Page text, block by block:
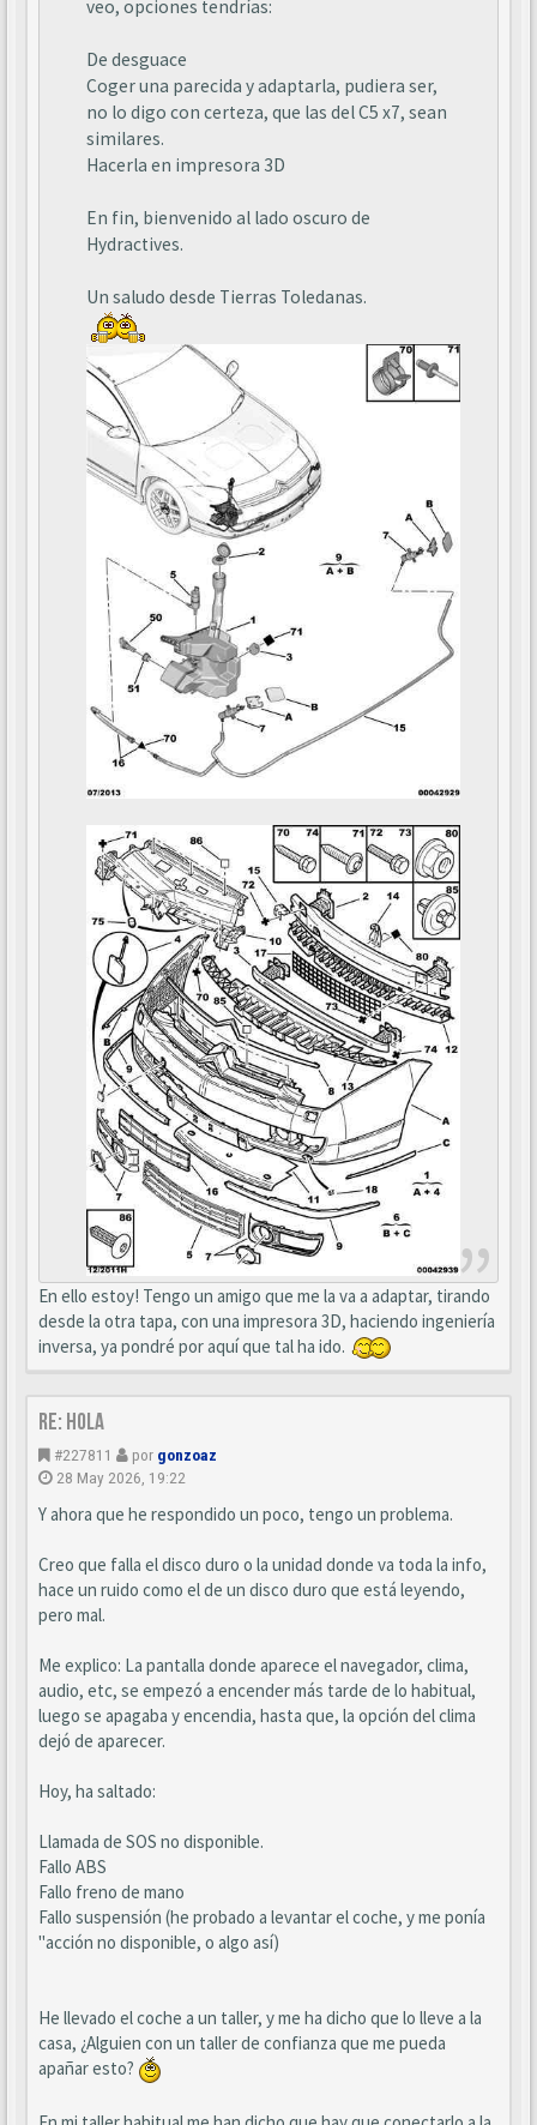
veo, opciones tendrías:
De desguace
Coger una parecida y adaptarla, pudiera ser,
no lo digo con certeza, que las del C5 x7, sean
similares.
Hacerla en impresora 3D
En fin, bienvenido al lado oscuro de
Hydractives.
Un saludo desde Tierras Toledanas.
En ello estoy! Tengo un amigo que me la va a adaptar, tirando
desde la otra tapa, con una impresora 3D, haciendo ingeniería
inversa, ya pondré por aquí que tal ha ido.
Re: Hola
#227811 por gonzoaz
28 May 2026, 19:22
Y ahora que he respondido un poco, tengo un problema.
Creo que falla el disco duro o la unidad donde va toda la info,
hace un ruido como el de un disco duro que está leyendo,
pero mal.
Me explico: La pantalla donde aparece el navegador, clima,
audio, etc, se empezó a encender más tarde de lo habitual,
luego se apagaba y encendia, hasta que, la opción del clima
dejó de aparecer.
Hoy, ha saltado:
Llamada de SOS no disponible.
Fallo ABS
Fallo freno de mano
Fallo suspensión (he probado a levantar el coche, y me ponía
"acción no disponible, o algo así)
He llevado el coche a un taller, y me ha dicho que lo lleve a la
casa, ¿Alguien con un taller de confianza que me pueda
apañar esto?